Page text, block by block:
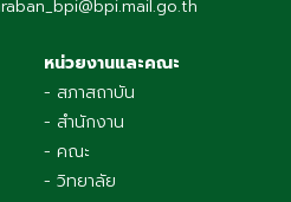
หน่วยงานและคณะ
- สภาสถาบัน
- สำนักงาน
- คณะ
- วิทยาลัย